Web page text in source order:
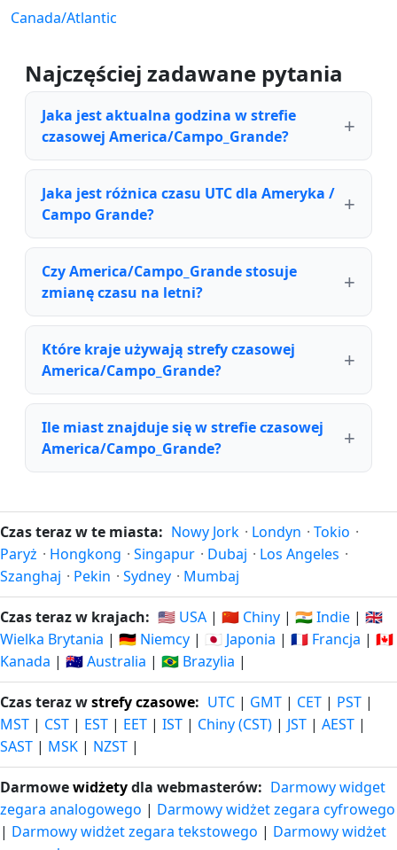
Canada/Atlantic
Najczęściej zadawane pytania
Jaka jest aktualna godzina w strefie
czasowej America/Campo_Grande?
Jaka jest różnica czasu UTC dla Ameryka /
Campo Grande?
Czy America/Campo_Grande stosuje
zmianę czasu na letni?
Które kraje używają strefy czasowej
America/Campo_Grande?
Ile miast znajduje się w strefie czasowej
America/Campo_Grande?
Czas teraz w te miasta: Nowy Jork · Londyn · Tokio ·
Paryż · Hongkong · Singapur · Dubaj · Los Angeles ·
Szanghaj · Pekin · Sydney · Mumbaj
Czas teraz w krajach: 🇺🇸 USA | 🇨🇳 Chiny | 🇮🇳 Indie | 🇬🇧
Wielka Brytania | 🇩🇪 Niemcy | 🇯🇵 Japonia | 🇫🇷 Francja | 🇨🇦
Kanada | 🇦🇺 Australia | 🇧🇷 Brazylia |
Czas teraz wstrefy czasowe: UTC | GMT | CET | PST |
MST | CST | EST | EET | IST | Chiny (CST) | JST | AEST |
SAST | MSK | NZST |
Darmowewidżetydla webmasterów: Darmowy widget
zegara analogowego | Darmowy widżet zegara cyfrowego
| Darmowy widżet zegara tekstowego | Darmowy widżet